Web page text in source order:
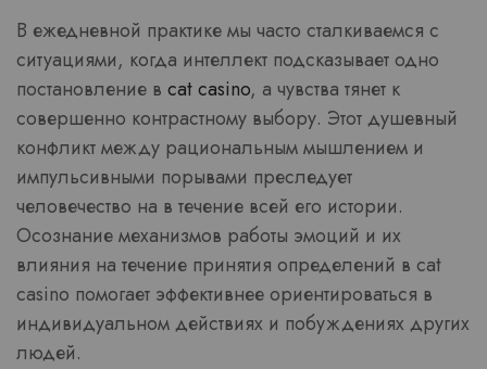
В ежедневной практике мы часто сталкиваемся с
ситуациями, когда интеллект подсказывает одно
постановление в cat casino, а чувства тянет к
совершенно контрастному выбору. Этот душевный
конфликт между рациональным мышлением и
импульсивными порывами преследует
человечество на в течение всей его истории.
Осознание механизмов работы эмоций и их
влияния на течение принятия определений в cat
casino помогает эффективнее ориентироваться в
индивидуальном действиях и побуждениях других
людей.